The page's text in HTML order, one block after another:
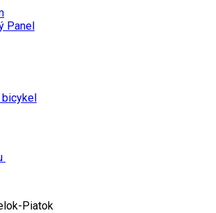
Panel
Piatok